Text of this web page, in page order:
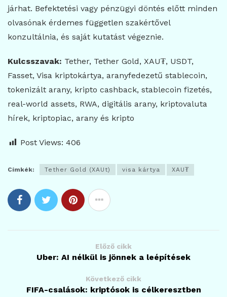
járhat. Befektetési vagy pénzügyi döntés előtt minden
olvasónak érdemes független szakértővel
konzultálnia, és saját kutatást végeznie.
Kulcsszavak: Tether, Tether Gold, XAU₮, USDT,
Fasset, Visa kriptokártya, aranyfedezetű stablecoin,
tokenizált arany, kripto cashback, stablecoin fizetés,
real-world assets, RWA, digitális arany, kriptovaluta
hírek, kriptopiac, arany és kripto
Post Views: 406
Címkék: Tether Gold (XAUt) visa kártya XAU₮
Előző cikk
Uber: AI nélkül is jönnek a leépítések
Következő cikk
FIFA-csalások: kriptósok is célkeresztben